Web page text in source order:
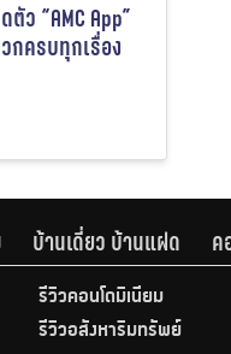
ว “AMC App”
กครบทุกเรื่อง
บ้านเดี่ยว บ้านแฝด ค
รีวิวคอนโดมิเนียม
รีวิวอสังหาริมทรัพย์